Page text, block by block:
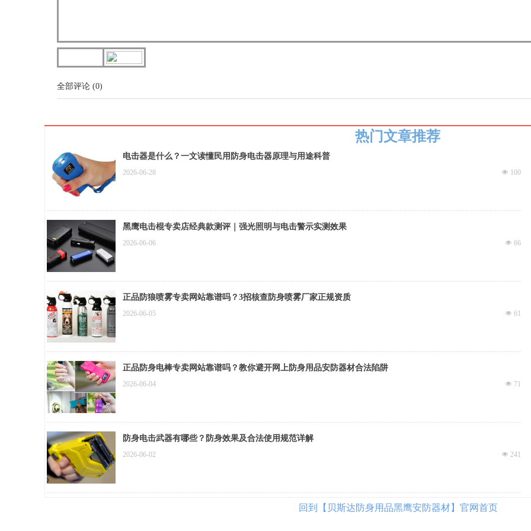
全部评论 (0)
热门文章推荐
电击器是什么？一文读懂民用防身电击器原理与用途科普
넶 100
2026-06-28
黑鹰电击棍专卖店经典款测评｜强光照明与电击警示实测效果
넶 66
2026-06-06
正品防狼喷雾专卖网站靠谱吗？3招核查防身喷雾厂家正规资质
넶 61
2026-06-05
正品防身电棒专卖网站靠谱吗？教你避开网上防身用品安防器材合法陷阱
넶 71
2026-06-04
防身电击武器有哪些？防身效果及合法使用规范详解
넶 241
2026-06-02
回到【贝斯达防身用品黑鹰安防器材】官网首页